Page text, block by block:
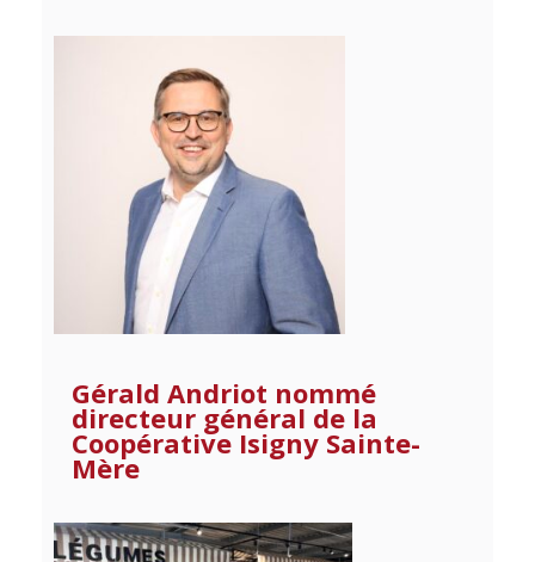
Gérald Andriot nommé
directeur général de la
Coopérative Isigny Sainte-
Mère